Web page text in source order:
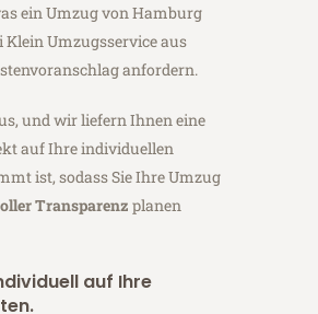
ein Umzug von Hamburg
Klein Umzugsservice aus
anfordern.
und wir liefern Ihnen eine
auf Ihre individuellen
ist, sodass Sie Ihre Umzug
Transparenz planen
auf Ihre